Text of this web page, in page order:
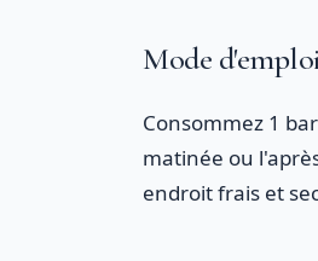
Mode
Consommez 1
matinée ou
endroit frais et